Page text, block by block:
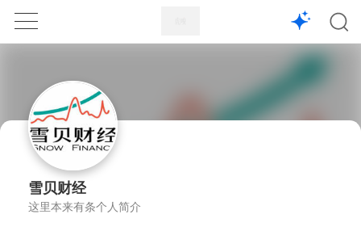
1X
雪贝财经
这里本来有条个人简介